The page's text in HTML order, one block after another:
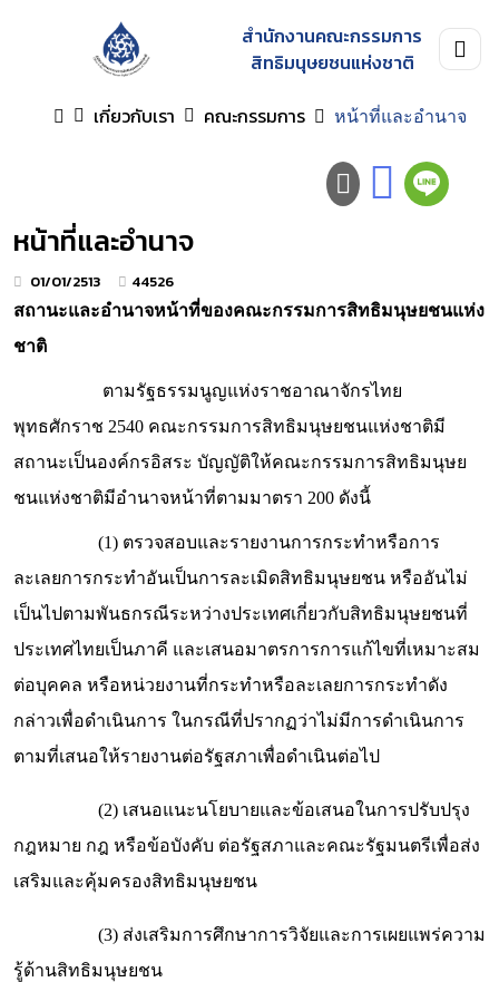
สำนักงานคณะกรรมการ
สิทธิมนุษยชนแห่งชาติ
เกี่ยวกับเรา
คณะกรรมการ หน้าที่และอำนาจ
หน้าที่และอำนาจ
01/01/2513 44526
สถานะและอำนาจหน้าที่ของคณะกรรมการสิทธิมนุษยชนแห่ง
ชาติ
ตามรัฐธรรมนูญแห่งราชอาณาจักรไทย
พุทธศักราช 2540 คณะกรรมการสิทธิมนุษยชนแห่งชาติมี
สถานะเป็นองค์กรอิสระ บัญญัติให้คณะกรรมการสิทธิมนุษย
ชนแห่งชาติมีอำนาจหน้าที่ตามมาตรา 200 ดังนี้
(1) ตรวจสอบและรายงานการกระทำหรือการ
ละเลยการกระทำอันเป็นการละเมิดสิทธิมนุษยชน หรืออันไม่
เป็นไปตามพันธกรณีระหว่างประเทศเกี่ยวกับสิทธิมนุษยชนที่
ประเทศไทยเป็นภาคี และเสนอมาตรการการแก้ไขที่เหมาะสม
ต่อบุคคล หรือหน่วยงานที่กระทำหรือละเลยการกระทำดัง
กล่าวเพื่อดำเนินการ ในกรณีที่ปรากฏว่าไม่มีการดำเนินการ
ตามที่เสนอให้รายงานต่อรัฐสภาเพื่อดำเนินต่อไป
(2) เสนอแนะนโยบายและข้อเสนอในการปรับปรุง
กฎหมาย กฎ หรือข้อบังคับ ต่อรัฐสภาและคณะรัฐมนตรีเพื่อส่ง
เสริมและคุ้มครองสิทธิมนุษยชน
(3) ส่งเสริมการศึกษาการวิจัยและการเผยแพร่ความ
รู้ด้านสิทธิมนุษยชน